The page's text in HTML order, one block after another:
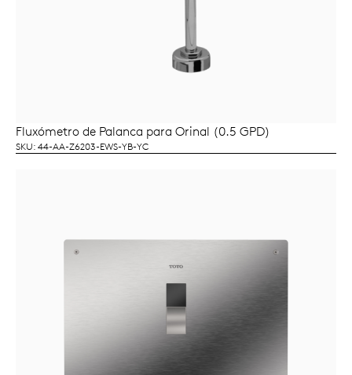
LEER MÁS
Fluxómetro de Palanca para Orinal (0.5 GPD)
SKU: 44-AA-Z6203-EWS-YB-YC